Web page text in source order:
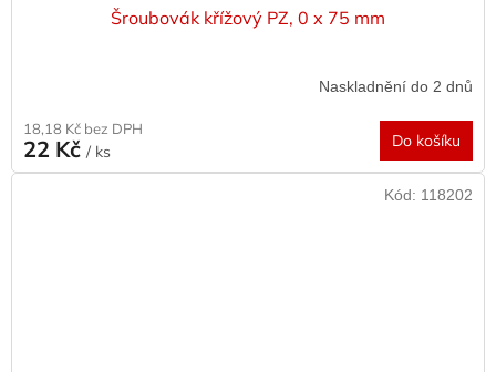
Šroubovák křížový PZ, 0 x 75 mm
Naskladnění do 2 dnů
18,18 Kč bez DPH
22 Kč / ks
Do košíku
Kód: 118202